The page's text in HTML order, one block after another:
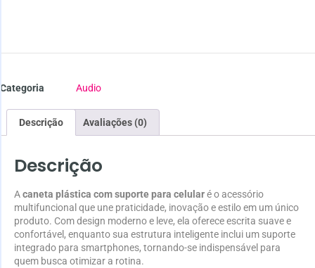
Categoria Audio
Descrição Avaliações (0)
Descrição
Acaneta plástica com suporte para celularé o acessório
multifuncional que une praticidade, inovação e estilo em um único
produto. Com design moderno e leve, ela oferece escrita suave e
confortável, enquanto sua estrutura inteligente inclui um suporte
integrado para smartphones, tornando-se indispensável para
quem busca otimizar a rotina.